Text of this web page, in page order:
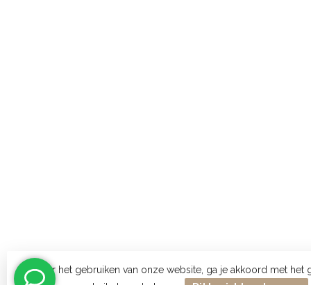
Door het gebruiken van onze website, ga je akkoord met het